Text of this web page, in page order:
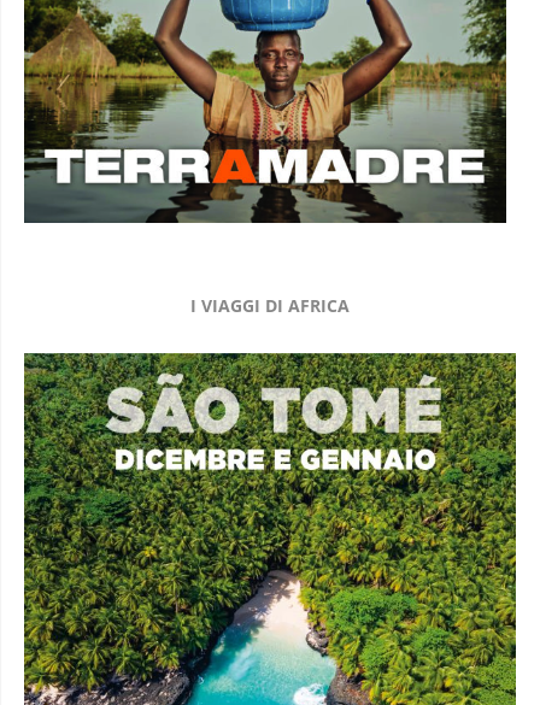
I VIAGGI DI AFRICA